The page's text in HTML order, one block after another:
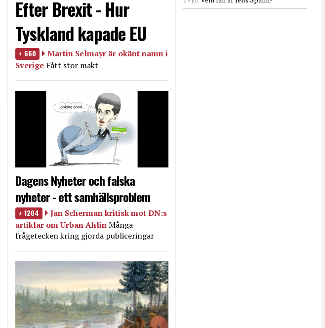
Efter Brexit - Hur
Tyskland kapade EU
660
Martin Selmayr är okänt namn i
Sverige Fått stor makt
Dagens Nyheter och falska
nyheter - ett samhällsproblem
1204
Jan Scherman kritisk mot DN:s
artiklar om Urban AhlinMånga
frågetecken kring gjorda publiceringar